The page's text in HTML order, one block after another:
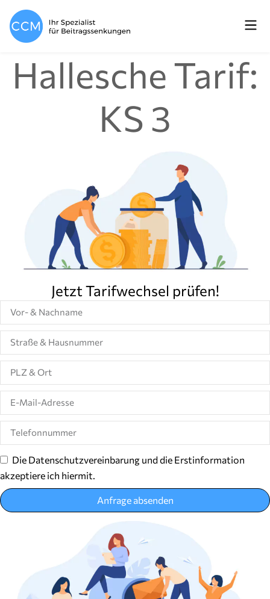
Hallesche Tarif:
KS 3
Jetzt Tarifwechsel prüfen!
Die Datenschutzvereinbarung und die Erstinformation
akzeptiere ich hiermit.
Anfrage absenden